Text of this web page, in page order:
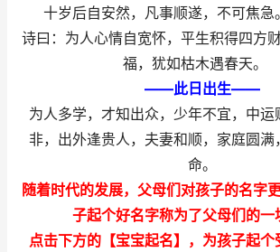
十岁后自安然，凡事顺遂，不可焦急
诗曰：为人心情自宽怀，平生积得四方
福，犹如枯木遇春天。
——此日出生——
为人多学，才知出众，少年不宜，中运
非，出外逢贵人，夫妻和顺，家庭圆满
命。
随着时代的发展，父母们对孩子的名字
子起个好名字称为了父母们的一
点击下方的【宝宝起名】，为孩子起个